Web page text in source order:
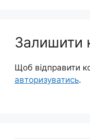
Залишити
Щоб відправити
авторизуватись.